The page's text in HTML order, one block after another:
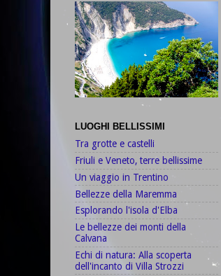
LUOGHI BELLISSIMI
Tra grotte e castelli
Friuli e Veneto, terre bellissime
Un viaggio in Trentino
Bellezze della Maremma
Esplorando l'isola d'Elba
Le bellezze dei monti della
Calvana
Echi di natura: Alla scoperta
dell'incanto di Villa Strozzi